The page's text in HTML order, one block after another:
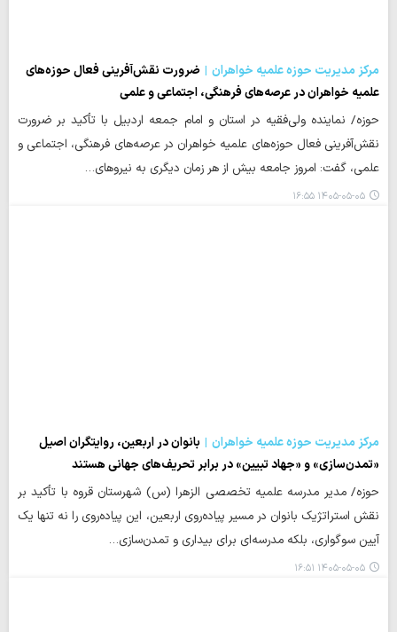
مرکز مدیریت حوزه علمیه خواهران
ضرورت نقش‌آفرینی فعال حوزه‌های
علمیه خواهران در عرصه‌های فرهنگی، اجتماعی و علمی
حوزه/ نماینده ولی‌فقیه در استان و امام جمعه اردبیل با تأکید بر ضرورت
نقش‌آفرینی فعال حوزه‌های علمیه خواهران در عرصه‌های فرهنگی، اجتماعی و
علمی، گفت: امروز جامعه بیش از هر زمان دیگری به نیروهای…
۱۴۰۵-۰۵-۰۵ ۱۶:۵۵
مرکز مدیریت حوزه علمیه خواهران
بانوان در اربعین، روایتگران اصیل
«تمدن‌سازی» و «جهاد تبیین» در برابر تحریف‌های جهانی هستند
حوزه/ مدیر مدرسه علمیه تخصصی الزهرا (س) شهرستان قروه با تأکید بر
نقش استراتژیک بانوان در مسیر پیاده‌روی اربعین، این پیاده‌روی را نه تنها یک
آیین سوگواری، بلکه مدرسه‌ای برای بیداری و تمدن‌سازی…
۱۴۰۵-۰۵-۰۵ ۱۶:۵۱